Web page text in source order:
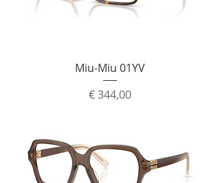
Miu-Miu 01YV
Prijs
€ 344,00